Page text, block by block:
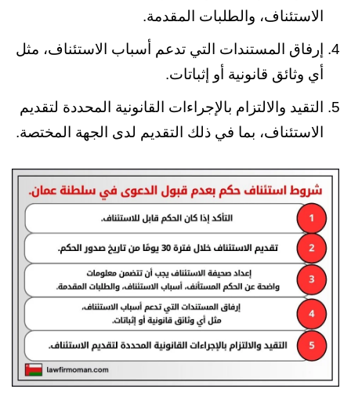
الاستئناف، والطلبات المقدمة.
إرفاق المستندات التي تدعم أسباب الاستئناف، مثل
أي وثائق قانونية أو إثباتات.
التقيد والالتزام بالإجراءات القانونية المحددة لتقديم
الاستئناف، بما في ذلك التقديم لدى الجهة المختصة.